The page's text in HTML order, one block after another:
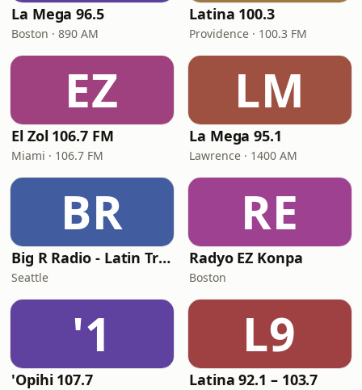
La Mega 96.5
Boston · 890 AM
Latina 100.3
Providence · 100.3 FM
EZ
El Zol 106.7 FM
Miami · 106.7 FM
LM
La Mega 95.1
Lawrence · 1400 AM
BR
Big R Radio - Latin Tropicalia
Seattle
RE
Radyo EZ Konpa
Boston
'1
'Opihi 107.7
L9
Latina 92.1 – 103.7